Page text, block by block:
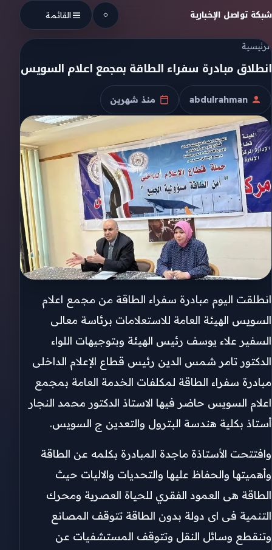
Skip to content
شبكة تواصل الإخبارية القائمة
الرئيسية
انطلاق مبادرة سفراء الطاقة بمجمع اعلام السويس
الكاتب
abdulrahman
تاريخ النشر
منذ شهرين
انطلقت اليوم مبادرة سفراء الطاقة من مجمع اعلام
السويس الهيئة العامة للاستعلامات برئاسة معالى
السفير علاء يوسف رئيس الهيئة وبتوجيهات اللواء
الدكتور تامر شمس الدين رئيس قطاع الإعلام الداخلى
مبادرة سفراء الطاقة لمكلفات الخدمة العامة بمجمع
اعلام السويس حاضر فيها الاستاذ الدكتور محمد النجار
أستاذ بكلية هندسة البترول والتعدين ج السويس.
وافتتحت الأستاذة ماجدة المبادرة بكلمه عن الطاقة
وأهميتها والحفاظ عليها والتحديات والاليات حيث
الطاقة هى العمود الفقري للحياة العصرية ومحرك
التنمية فى اى دولة بدون الطاقة تتوقف المصانع
وتنقطع وسائل النقل وتتوقف المستشفيات عن